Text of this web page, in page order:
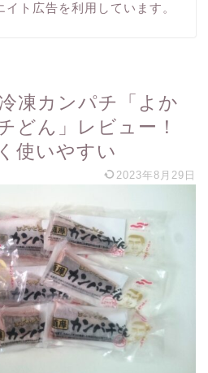
ト広告を利用しています。
凍カンパチ「よか
どん」レビュー！
使いやすい
2023年8月29日